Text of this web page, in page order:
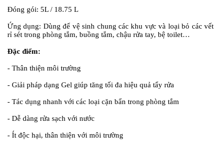
Đóng gói: 5L / 18.75 L
Ứng dụng: Dùng để vệ sinh chung các khu vực và loại bỏ các vết
rỉ sét trong phòng tắm, buồng tắm, chậu rửa tay, bệ toilet…
Đặc điểm:
- Thân thiện môi trường
- Giải pháp dạng Gel giúp tăng tối đa hiệu quả tẩy rửa
- Tác dụng nhanh với các loại cặn bẩn trong phòng tắm
- Dễ dàng rửa sạch với nước
- Ít độc hại, thân thiện với môi trường